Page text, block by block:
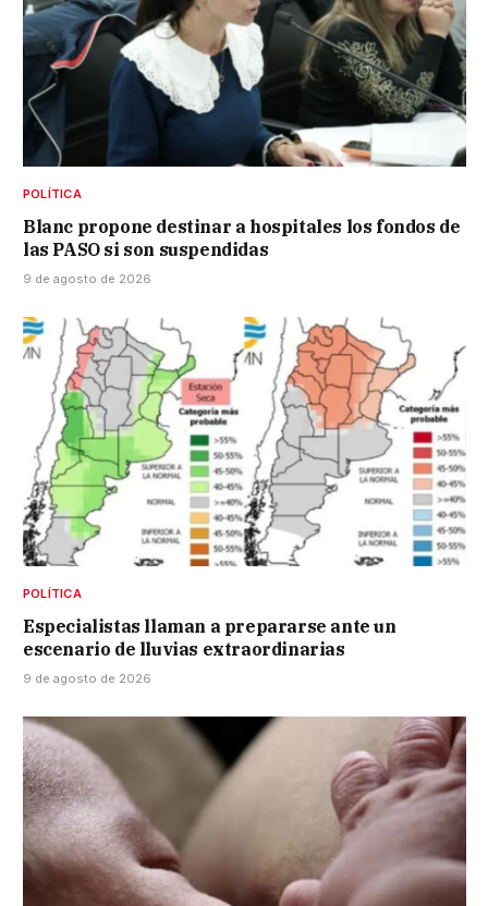
POLÍTICA
Blanc propone destinar a hospitales los fondos de
las PASO si son suspendidas
9 de agosto de 2026
POLÍTICA
Especialistas llaman a prepararse ante un
escenario de lluvias extraordinarias
9 de agosto de 2026